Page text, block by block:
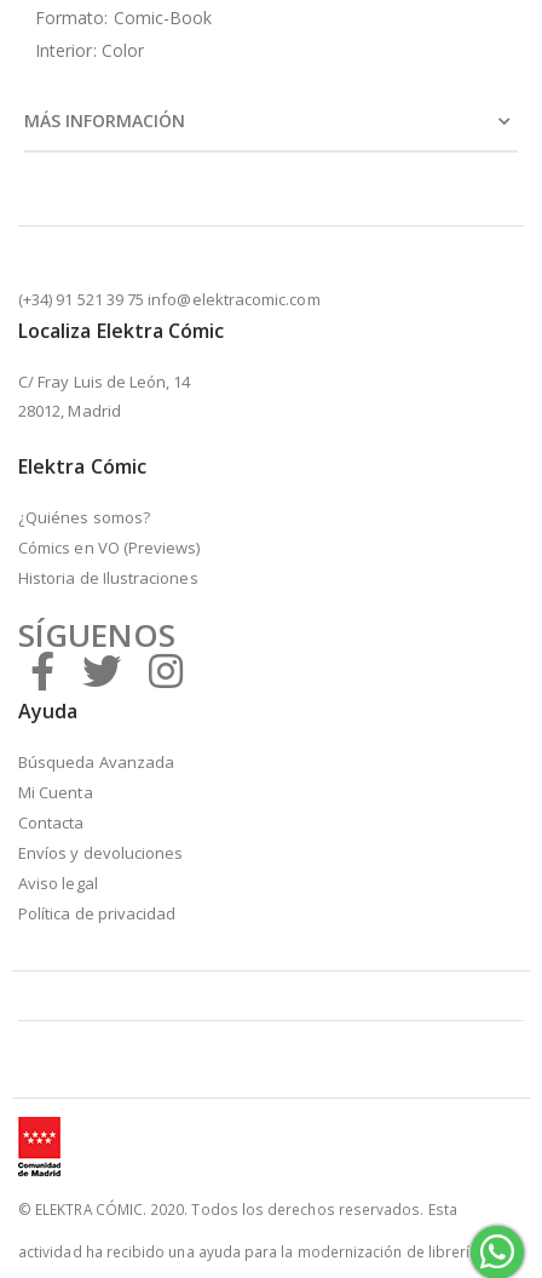
Formato: Comic-Book
Interior: Color
MÁS INFORMACIÓN
(+34) 91 521 39 75 info@elektracomic.com
Localiza Elektra Cómic
C/ Fray Luis de León, 14
28012, Madrid
Elektra Cómic
¿Quiénes somos?
Cómics en VO (Previews)
Historia de Ilustraciones
SÍGUENOS
Ayuda
Búsqueda Avanzada
Mi Cuenta
Contacta
Envíos y devoluciones
Aviso legal
Política de privacidad
© ELEKTRA CÓMIC. 2020. Todos los derechos reservados. Esta
actividad ha recibido una ayuda para la modernización de librerías de